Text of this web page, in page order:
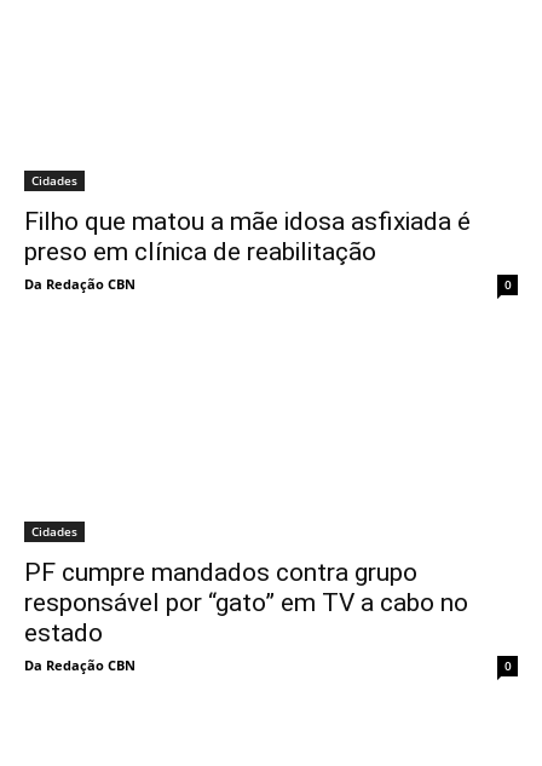
Cidades
Filho que matou a mãe idosa asfixiada é
preso em clínica de reabilitação
Da Redação CBN 0
Cidades
PF cumpre mandados contra grupo
responsável por “gato” em TV a cabo no
estado
Da Redação CBN 0